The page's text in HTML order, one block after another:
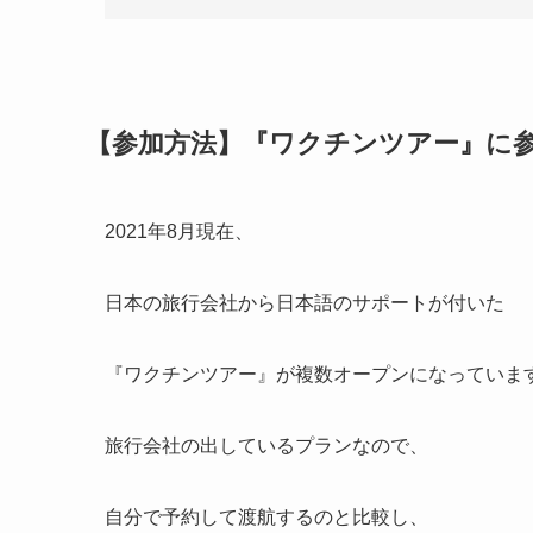
【参加方法】『ワクチンツアー』に
2021年8月現在、
日本の旅行会社から日本語のサポートが付いた
『ワクチンツアー』が複数オープンになっていま
旅行会社の出しているプランなので、
自分で予約して渡航するのと比較し、